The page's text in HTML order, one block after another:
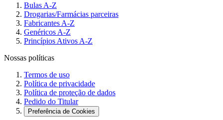
Bulas A-Z
Drogarias/Farmácias parceiras
Fabricantes A-Z
Genéricos A-Z
Princípios Ativos A-Z
Nossas políticas
Termos de uso
Política de privacidade
Política de proteção de dados
Pedido do Titular
Preferência de Cookies